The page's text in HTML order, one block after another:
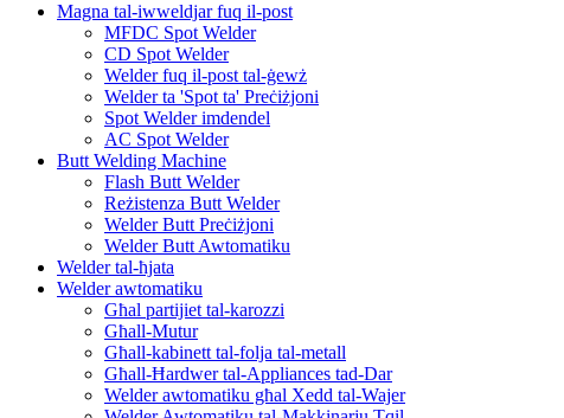
Magna tal-iwweldjar fuq il-post
MFDC Spot Welder
CD Spot Welder
Welder fuq il-post tal-ġewż
Welder ta 'Spot ta' Preċiżjoni
Spot Welder imdendel
AC Spot Welder
Butt Welding Machine
Flash Butt Welder
Reżistenza Butt Welder
Welder Butt Preċiżjoni
Welder Butt Awtomatiku
Welder tal-ħjata
Welder awtomatiku
Għal partijiet tal-karozzi
Għall-Mutur
Għall-kabinett tal-folja tal-metall
Għall-Ħardwer tal-Appliances tad-Dar
Welder awtomatiku għal Xedd tal-Wajer